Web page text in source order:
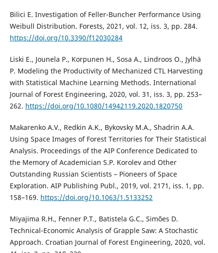
Bilici E. Investigation of Feller-Buncher Performance Using
Weibull Distribution. Forests, 2021, vol. 12, iss. 3, pp. 284.
https://doi.org/10.3390/f12030284
Liski E., Jounela P., Korpunen H., Sosa A., Lindroos O., Jylhä
P. Modeling the Productivity of Mechanized CTL Harvesting
with Statistical Machine Learning Methods. International
Journal of Forest Engineering, 2020, vol. 31, iss. 3, pp. 253–
262. https://doi.org/10.1080/14942119.2020.1820750
Makarenko A.V., Redkin A.K., Bykovsky M.A., Shadrin A.A.
Using Space Images of Forest Territories for Their Statistical
Analysis. Proceedings of the AIP Conference Dedicated to
the Memory of Academician S.P. Korolev and Other
Outstanding Russian Scientists – Pioneers of Space
Exploration. AIP Publishing Publ., 2019, vol. 2171, iss. 1, pp.
158–169. https://doi.org/10.1063/1.5133252
Miyajima R.H., Fenner P.T., Batistela G.C., Simões D.
Technical-Economic Analysis of Grapple Saw: A Stochastic
Approach. Croatian Journal of Forest Engineering, 2020, vol.